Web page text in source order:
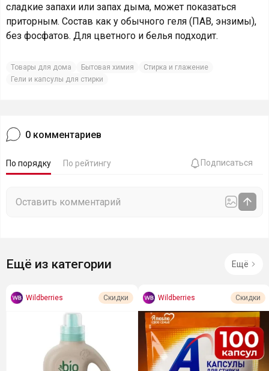
сладкие запахи или запах дыма, может показаться
приторным. Состав как у обычного геля (ПАВ, энзимы),
без фосфатов. Для цветного и белья подходит.
Товары для дома Бытовая химия
Стирка и глажение
Гели и капсулы для стирки
0 комментариев
По порядку По рейтингу Подписаться
Ещё из категории Ещё
Wildberries Скидки Wildberries Скидки